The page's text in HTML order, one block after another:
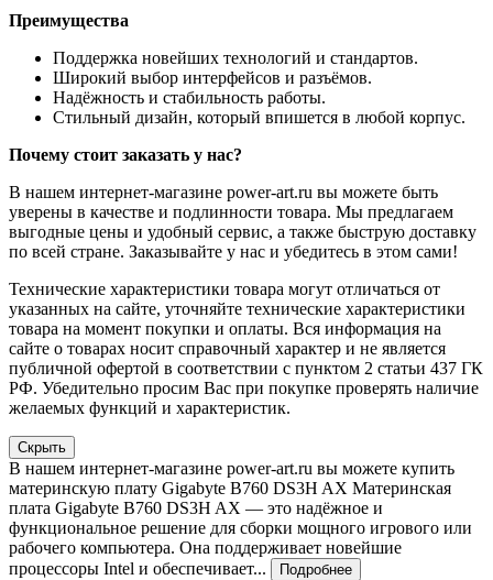
Преимущества
Поддержка новейших технологий и стандартов.
Широкий выбор интерфейсов и разъёмов.
Надёжность и стабильность работы.
Стильный дизайн, который впишется в любой корпус.
Почему стоит заказать у нас?
В нашем интернет-магазине power-art.ru вы можете быть
уверены в качестве и подлинности товара. Мы предлагаем
выгодные цены и удобный сервис, а также быструю доставку
по всей стране. Заказывайте у нас и убедитесь в этом сами!
Технические характеристики товара могут отличаться от
указанных на сайте, уточняйте технические характеристики
товара на момент покупки и оплаты. Вся информация на
сайте о товарах носит справочный характер и не является
публичной офертой в соответствии с пунктом 2 статьи 437 ГК
РФ. Убедительно просим Вас при покупке проверять наличие
желаемых функций и характеристик.
Скрыть
В нашем интернет-магазине power-art.ru вы можете купить
материнскую плату Gigabyte B760 DS3H AX Материнская
плата Gigabyte B760 DS3H AX — это надёжное и
функциональное решение для сборки мощного игрового или
рабочего компьютера. Она поддерживает новейшие
процессоры Intel и обеспечивает...
Подробнее